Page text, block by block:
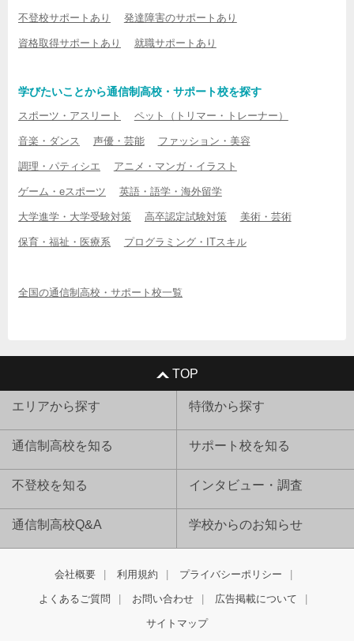
不登校サポートあり 発達障害のサポートあり
資格取得サポートあり 就職サポートあり
学びたいことから通信制高校・サポート校を探す
スポーツ・アスリート ペット（トリマー・トレーナー）
音楽・ダンス 声優・芸能 ファッション・美容
調理・パティシエ アニメ・マンガ・イラスト
ゲーム・eスポーツ 英語・語学・海外留学
大学進学・大学受験対策 高卒認定試験対策 美術・芸術
保育・福祉・医療系 プログラミング・ITスキル
全国の通信制高校・サポート校一覧
TOP
エリアから探す 特徴から探す
通信制高校を知る サポート校を知る
不登校を知る インタビュー・調査
通信制高校Q&A 学校からのお知らせ
会社概要 利用規約 プライバシーポリシー
よくあるご質問 お問い合わせ 広告掲載について
サイトマップ